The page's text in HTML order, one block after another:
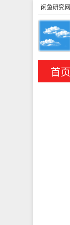
闲鱼研究网
首页